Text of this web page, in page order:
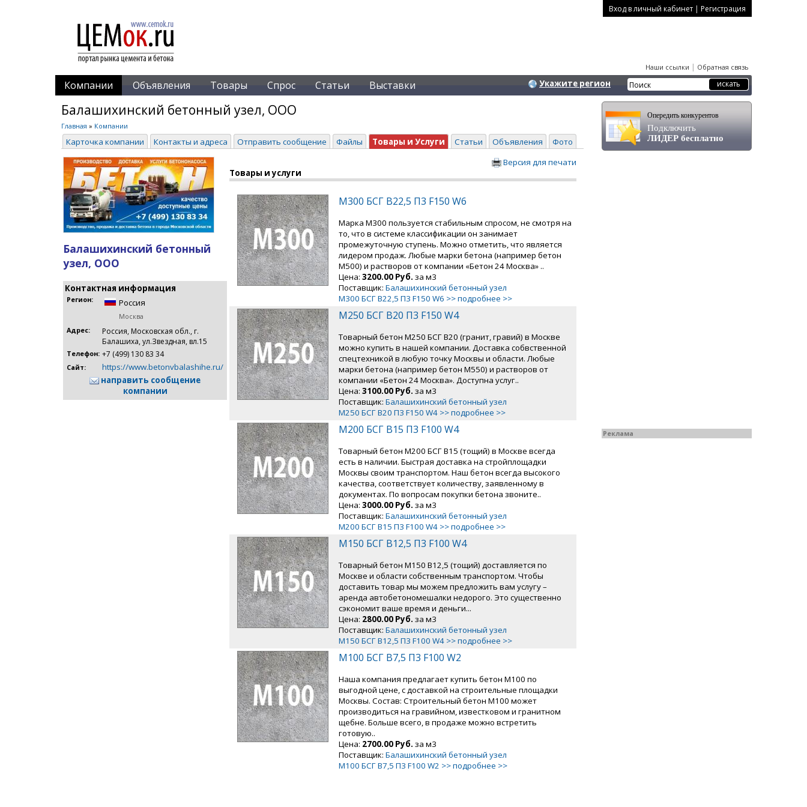
Вход в личный кабинет | Регистрация
Наши ссылки | Обратная связь
Компании Объявления Товары Спрос Статьи Выставки Укажите регион
Балашихинский бетонный узел, ООО
Главная » Компании
Карточка компании Контакты и адреса Отправить сообщение Файлы Товары и Услуги Статьи Объявления Фото
Балашихинский бетонный
узел, ООО
Контактная информация
Регион: Россия
Москва
Адрес:
Россия, Московская обл., г.
Балашиха, ул.Звездная, вл.15
Телефон: +7 (499) 130 83 34
Сайт:
https://www.betonvbalashihe.ru/
направить сообщение
компании
Версия для печати
Товары и услуги
М300 БСГ В22,5 П3 F150 W6
Марка М300 пользуется стабильным спросом, не смотря на
то, что в системе классификации он занимает
промежуточную ступень. Можно отметить, что является
лидером продаж. Любые марки бетона (например бетон
М500) и растворов от компании «Бетон 24 Москва» ..
Цена: 3200.00 Руб. за м3
Поставщик: Балашихинский бетонный узел
М300 БСГ В22,5 П3 F150 W6 >> подробнее >>
М250 БСГ В20 П3 F150 W4
Товарный бетон М250 БСГ В20 (гранит, гравий) в Москве
можно купить в нашей компании. Доставка собвственной
спецтехникой в любую точку Москвы и области. Любые
марки бетона (например бетон М550) и растворов от
компании «Бетон 24 Москва». Доступна услуг..
Цена: 3100.00 Руб. за м3
Поставщик: Балашихинский бетонный узел
М250 БСГ В20 П3 F150 W4 >> подробнее >>
М200 БСГ В15 П3 F100 W4
Товарный бетон М200 БСГ В15 (тощий) в Москве всегда
есть в наличии. Быстрая доставка на стройплощадки
Москвы своим транспортом. Наш бетон всегда высокого
качества, соответствует количеству, заявленному в
документах. По вопросам покупки бетона звоните..
Цена: 3000.00 Руб. за м3
Поставщик: Балашихинский бетонный узел
М200 БСГ В15 П3 F100 W4 >> подробнее >>
М150 БСГ В12,5 П3 F100 W4
Товарный бетон М150 В12,5 (тощий) доставляется по
Москве и области собственным транспортом. Чтобы
доставить товар мы можем предложить вам услугу –
аренда автобетономешалки недорого. Это существенно
сэкономит ваше время и деньги...
Цена: 2800.00 Руб. за м3
Поставщик: Балашихинский бетонный узел
М150 БСГ В12,5 П3 F100 W4 >> подробнее >>
М100 БСГ В7,5 П3 F100 W2
Наша компания предлагает купить бетон М100 по
выгодной цене, с доставкой на строительные площадки
Москвы. Состав: Строительный бетон М100 может
производиться на гравийном, известковом и гранитном
щебне. Больше всего, в продаже можно встретить
готовую..
Цена: 2700.00 Руб. за м3
Поставщик: Балашихинский бетонный узел
М100 БСГ В7,5 П3 F100 W2 >> подробнее >>
Опередить конкурентов
Подключить
ЛИДЕР бесплатно
Реклама